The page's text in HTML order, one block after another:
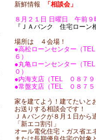
新鮮情報
「相談会」
８月２１日 日曜日 午前９
『ＪＡバンク 住宅ローン
場所は ４会場！
●高松ローンセンター（
６）
●丸亀ローンセンター（
０）
●内海支店（TEL ０８７９
●常盤支店（TEL ０８７５
家を建てよう！建てたいと
お送りする相談会です！
ＪＡバンクが８月１日から
「新エコ割引」
オール電化住宅・ガス省エ